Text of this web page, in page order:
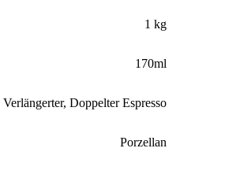
1 kg
170ml
Verlängerter, Doppelter Espresso
Porzellan